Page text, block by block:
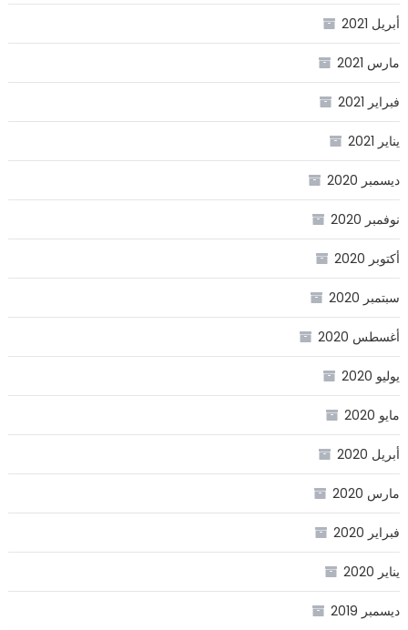
أبريل 2021
مارس 2021
فبراير 2021
يناير 2021
ديسمبر 2020
نوفمبر 2020
أكتوبر 2020
سبتمبر 2020
أغسطس 2020
يوليو 2020
مايو 2020
أبريل 2020
مارس 2020
فبراير 2020
يناير 2020
ديسمبر 2019